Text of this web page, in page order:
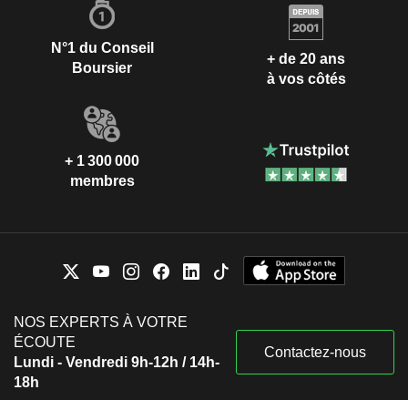
N°1 du Conseil
Boursier
+ de 20 ans
à vos côtés
+ 1 300 000
membres
NOS EXPERTS À VOTRE
ÉCOUTE
Lundi - Vendredi 9h-12h / 14h-
18h
Contactez-nous